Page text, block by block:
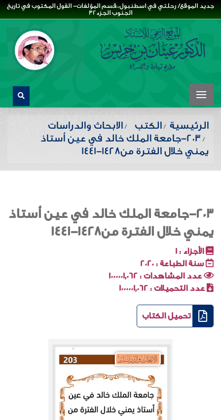
جديد الموقع/ رحلتي في اسطنبول،،قسم المؤلفات- القول المكتوب في تاريخ
الجنوب الجزء32
الرئيسية الكتب
الابحاث والدراسات
203-جامعة الملك خالد في عين أستاذ
يمني خلال الفترة من1428-1441
203-جامعة الملك خالد في عين أستاذ
يمني خلال الفترة من1428-1441
الأجزاء : 1
سنة الطباعة : 2020
عدد المشاهدات : 1000001٬062
عدد التحميلات : 1000001٬062
تحميل الكتاب